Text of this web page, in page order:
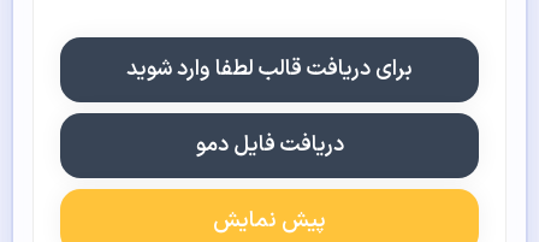
برای دریافت قالب لطفا وارد شوید
دریافت فایل دمو
پیش نمایش